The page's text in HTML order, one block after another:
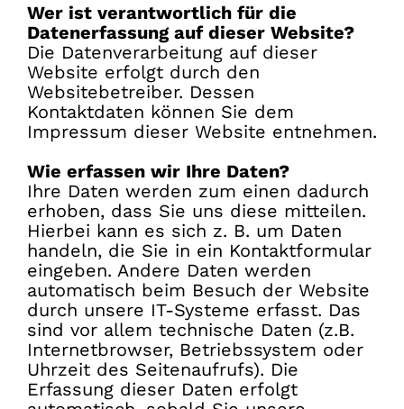
Wer ist verantwortlich für die
Datenerfassung auf dieser Website?
Die Datenverarbeitung auf dieser
Website erfolgt durch den
Websitebetreiber. Dessen
Kontaktdaten können Sie dem
Impressum dieser Website entnehmen.
Wie erfassen wir Ihre Daten?
Ihre Daten werden zum einen dadurch
erhoben, dass Sie uns diese mitteilen.
Hierbei kann es sich z. B. um Daten
handeln, die Sie in ein Kontaktformular
eingeben. Andere Daten werden
automatisch beim Besuch der Website
durch unsere IT-Systeme erfasst. Das
sind vor allem technische Daten (z.B.
Internetbrowser, Betriebssystem oder
Uhrzeit des Seitenaufrufs). Die
Erfassung dieser Daten erfolgt